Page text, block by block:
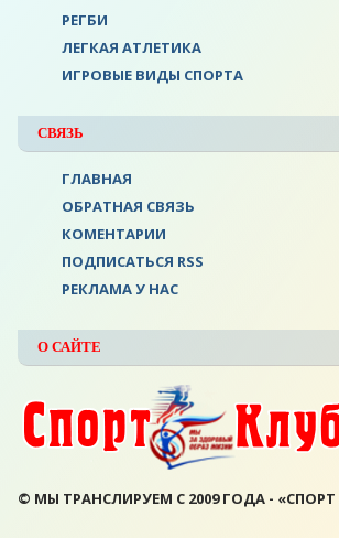
РЕГБИ
ЛЕГКАЯ АТЛЕТИКА
ИГРОВЫЕ ВИДЫ СПОРТА
СВЯЗЬ
ГЛАВНАЯ
ОБРАТНАЯ СВЯЗЬ
КОМЕНТАРИИ
ПОДПИСАТЬСЯ RSS
РЕКЛАМА У НАС
О САЙТЕ
© МЫ ТРАНСЛИРУЕМ С 2009 ГОДА -